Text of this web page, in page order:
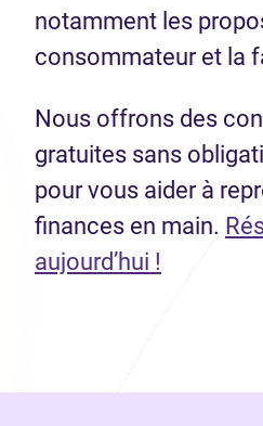
notamment les
consommateur et la
Nous offrons des
gratuites sans
pour vous aider à
finances en main.
aujourd’hui !